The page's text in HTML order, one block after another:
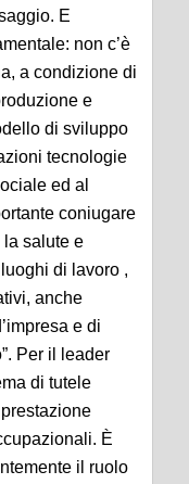
E
non c’è
a condizione di
e
di sviluppo
tecnologie
ed al
coniugare
la salute e
di lavoro ,
anche
e di
Per il leader
di tutele
È
il ruolo